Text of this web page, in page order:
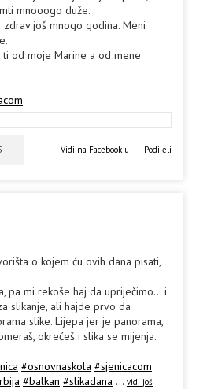
mnooogo duže.
zdrav još mnogo godina. Meni
od moje Marine a od mene
Vidi na Facebook-u · Podijeli
o kojem ću ovih dana pisati,
pa mi rekoše haj da upriječimo... i
slikanje, ali hajde prvo da
slike. Lijepa jer je panorama,
okrećeš i slika se mijenja.
#osnovnaskola #sjenicacom
#balkan #slikadana ... vidi još